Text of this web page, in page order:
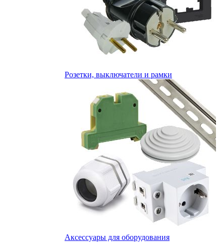
Розетки, выключатели и рамки
Аксессуары для оборудования